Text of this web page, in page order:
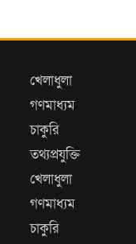
খেলাধুলা
গণমাধ্যম
চাকুরি
তথ্যপ্রযুক্তি
খেলাধুলা
গণমাধ্যম
চাকুরি